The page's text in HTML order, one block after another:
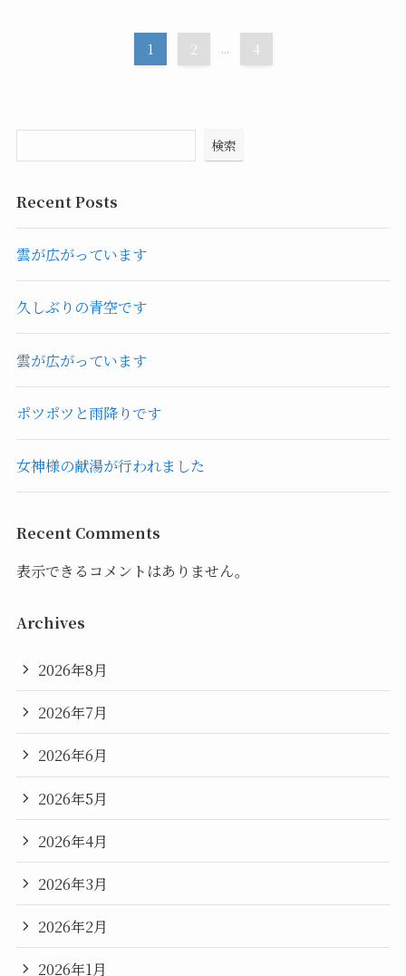
1 2 ... 4
検索
Recent Posts
雲が広がっています
久しぶりの青空です
雲が広がっています
ポツポツと雨降りです
女神様の献湯が行われました
Recent Comments
表示できるコメントはありません。
Archives
2026年8月
2026年7月
2026年6月
2026年5月
2026年4月
2026年3月
2026年2月
2026年1月